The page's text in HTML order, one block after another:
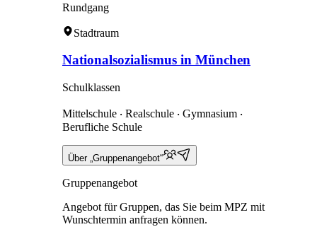
Rundgang
Stadtraum
Nationalsozialismus in München
Schulklassen
Mittelschule ‧ Realschule ‧ Gymnasium ‧
Berufliche Schule
Über „Gruppenangebot“
Gruppenangebot
Angebot für Gruppen, das Sie beim MPZ mit
Wunschtermin anfragen können.